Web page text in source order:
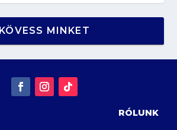
KÖVESS MINKET
RÓLUNK